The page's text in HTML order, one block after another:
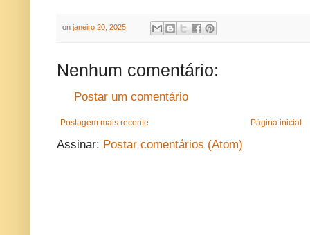
onjaneiro 20, 2025
Nenhum comentário:
Postar um comentário
Postagem mais recente Página inicial
Assinar: Postar comentários (Atom)